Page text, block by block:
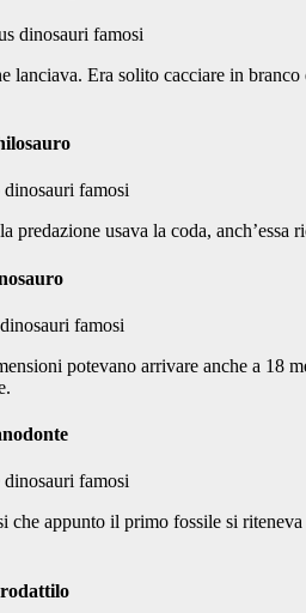
Era solito cacciare in
usava la coda, anch’essa
potevano arrivare anche a 18
appunto il primo fossile si